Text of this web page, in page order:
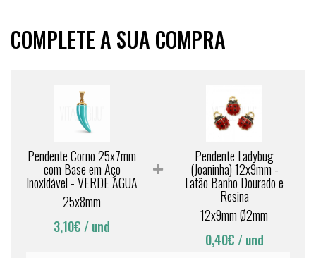
COMPLETE A SUA COMPRA
Pendente Corno 25x7mm
com Base em Aço
Inoxidável - VERDE ÁGUA
25x8mm
3,10€ / und
Pendente Ladybug
(Joaninha) 12x9mm -
Latão Banho Dourado e
Resina
12x9mm Ø2mm
0,40€ / und